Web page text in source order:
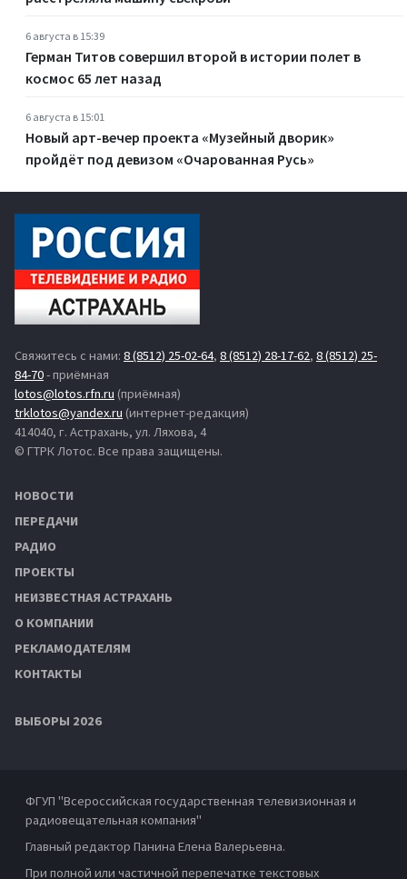
6 августа в 15:39
Герман Титов совершил второй в истории полет в
космос 65 лет назад
6 августа в 15:01
Новый арт-вечер проекта «Музейный дворик»
пройдёт под девизом «Очарованная Русь»
Свяжитесь с нами: 8 (8512) 25-02-64, 8 (8512) 28-17-62, 8 (8512) 25-
84-70- приёмная
lotos@lotos.rfn.ru (приёмная)
trklotos@yandex.ru (интернет-редакция)
414040, г. Астрахань, ул. Ляхова, 4
© ГТРК Лотос. Все права защищены.
НОВОСТИ
ПЕРЕДАЧИ
РАДИО
ПРОЕКТЫ
НЕИЗВЕСТНАЯ АСТРАХАНЬ
О КОМПАНИИ
РЕКЛАМОДАТЕЛЯМ
КОНТАКТЫ
ВЫБОРЫ 2026
ФГУП "Всероссийская государственная телевизионная и
радиовещательная компания"
Главный редактор Панина Елена Валерьевна.
При полной или частичной перепечатке текстовых